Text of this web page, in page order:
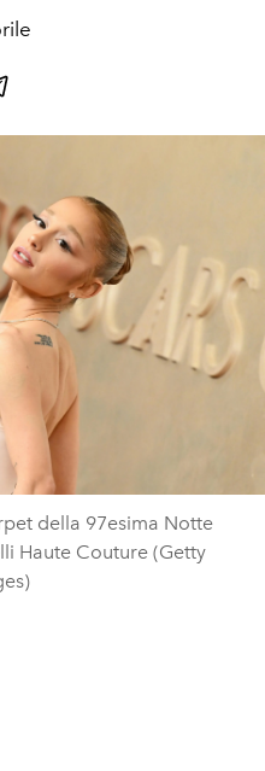
della 97esima Notte
Haute Couture (Getty